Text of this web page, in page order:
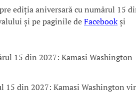
ediția aniversară cu numărul 15
și pe paginile deFacebookși
15 din 2027: Kamasi Washington